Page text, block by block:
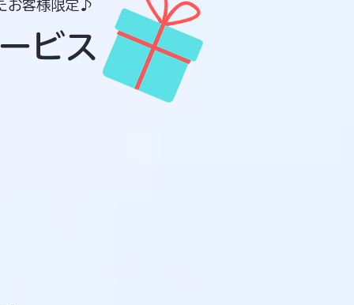
ビス
お客様限定♪